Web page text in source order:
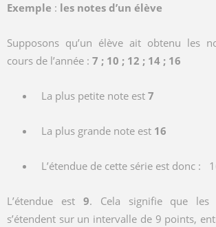
Exemple : les notes d’un élève
Supposons qu’un élève ait obtenu les
cours de l’année : 7 ; 10 ; 12 ; 14 ; 16
La plus petite note est 7
La plus grande note est 16
L’étendue de cette série est donc :
L’étendue est 9. Cela signifie que les
s’étendent sur un intervalle de 9 points,